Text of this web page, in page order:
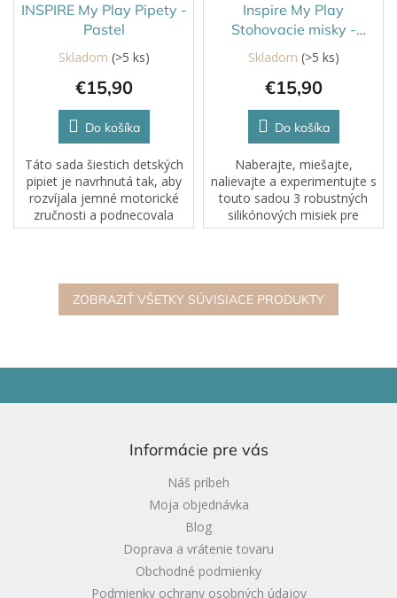
INSPIRE My Play Pipety -
Pastel
Skladom (>5 ks)
€15,90
Do košíka
Táto sada šiestich detských
pipiet je navrhnutá tak, aby
rozvíjala jemné motorické
zručnosti a podnecovala
objavovanie a kreatívnu hru.
Inspire My Play
Stohovacie misky -
koralová
Skladom (>5 ks)
€15,90
Do košíka
Naberajte, miešajte,
nalievajte a experimentujte s
touto sadou 3 robustných
silikónových misiek pre
zmyslovú a kreatívnu
super všestranné a...
ZOBRAZIŤ VŠETKY SÚVISIACE PRODUKTY
Informácie pre vás
Náš príbeh
Moja objednávka
Blog
Doprava a vrátenie tovaru
Obchodné podmienky
Podmienky ochrany osobných údajov